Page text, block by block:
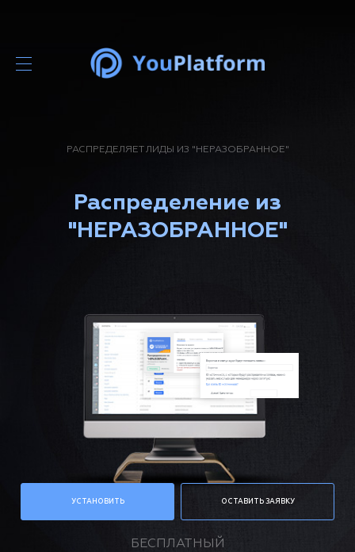
РАСПРЕДЕЛЯЕТ ЛИДЫ ИЗ "НЕРАЗОБРАННОЕ"
Распределение из
"НЕРАЗОБРАННОЕ"
УСТАНОВИТЬ ОСТАВИТЬ ЗАЯВКУ
БЕСПЛАТНЫЙ